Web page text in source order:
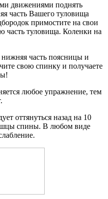
движениями поднять
часть Вашего туловища
примостите на свои
часть туловища. Коленки на
часть поясницы и
свою спинку и получаете
любое упражнение, тем
оттянуться назад на 10
спины. В любом виде